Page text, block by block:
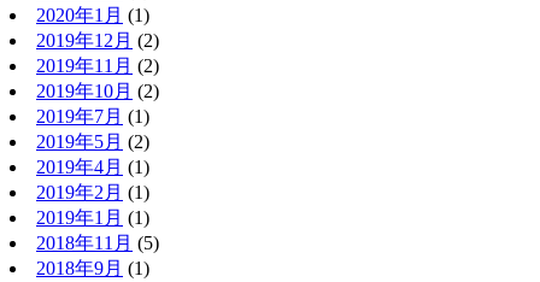
2020年1月 (1)
2019年12月 (2)
2019年11月 (2)
2019年10月 (2)
2019年7月 (1)
2019年5月 (2)
2019年4月 (1)
2019年2月 (1)
2019年1月 (1)
2018年11月 (5)
2018年9月 (1)